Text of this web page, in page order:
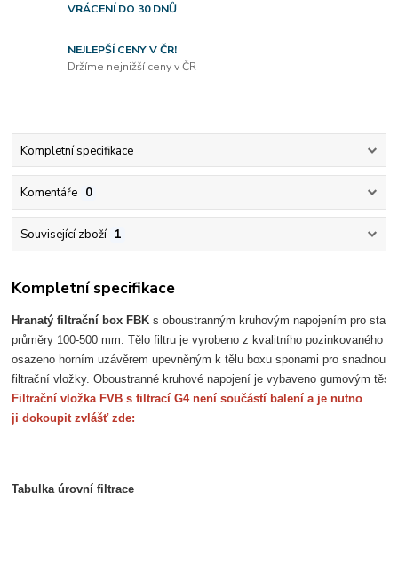
VRÁCENÍ DO 30 DNŮ
NEJLEPŠÍ CENY V ČR!
Držíme nejnižší ceny v ČR
Kompletní specifikace
Komentáře 0
Související zboží 1
Kompletní specifikace
Hranatý filtrační box FBK s oboustranným kruhovým napojením pro
průměry 100-500 mm. Tělo filtru je vyrobeno z kvalitního pozinkovaného
osazeno horním uzávěrem upevněným k tělu boxu sponami pro snadnou
filtrační vložky. Oboustranné kruhové napojení je vybaveno gumovým
Filtrační vložka FVB s filtrací G4 není součástí balení a je nutno
ji dokoupit zvlášť zde:
Tabulka úrovní filtrace